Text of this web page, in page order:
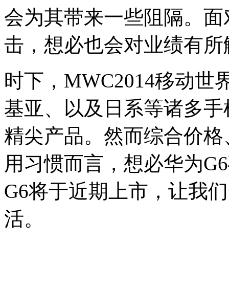
会为其带来一些阻隔。
击，想必也会对业绩有
时下，MWC2014移动世
基亚、以及日系等诸多
精尖产品。然而综合价
用习惯而言，想必华为
G6将于近期上市，让我
活。